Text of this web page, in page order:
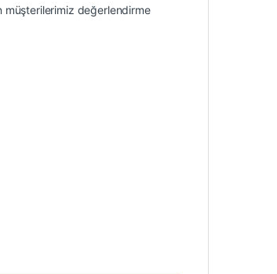
müşterilerimiz değerlendirme